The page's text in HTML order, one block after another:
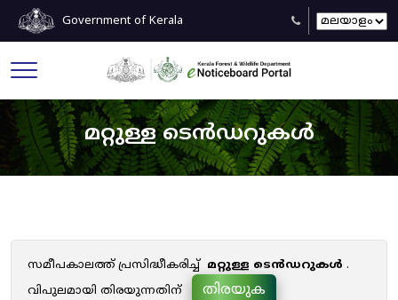
Government of Kerala
മറ്റുള്ള ടെൻഡറുകൾ
സമീപകാലത്ത് പ്രസിദ്ധീകരിച്ച് മറ്റുള്ള ടെൻഡറുകൾ .
വിപുലമായി തിരയുന്നതിന്
തിരയുക